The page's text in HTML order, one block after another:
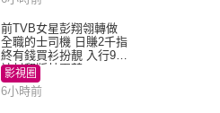
前TVB女星彭翔翎轉做
全職的士司機 日賺2千指
終有錢買衫扮靚 入行9年
被封翻版林夏薇
影視圈
6小時前